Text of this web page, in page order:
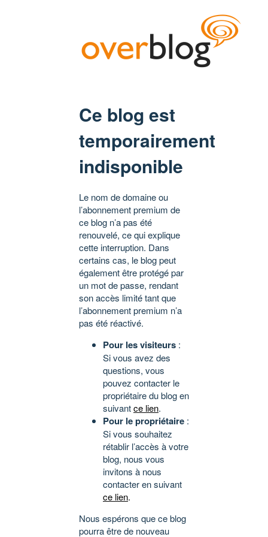
Ce blog est
temporairement
indisponible
Le nom de domaine ou
l’abonnement premium de
ce blog n’a pas été
renouvelé, ce qui explique
cette interruption. Dans
certains cas, le blog peut
également être protégé par
un mot de passe, rendant
son accès limité tant que
l’abonnement premium n’a
pas été réactivé.
Pour les visiteurs :
Si vous avez des
questions, vous
pouvez contacter le
propriétaire du blog en
suivantce lien.
Pour le propriétaire :
Si vous souhaitez
rétablir l’accès à votre
blog, nous vous
invitons à nous
contacter en suivant
ce lien.
Nous espérons que ce blog
pourra être de nouveau